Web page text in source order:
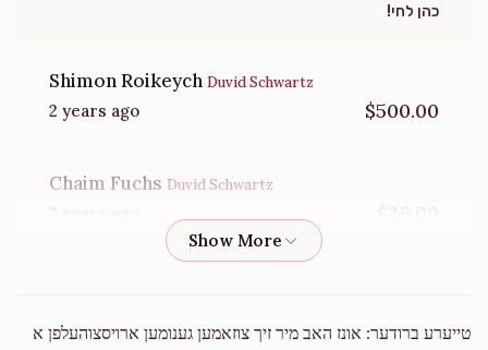
כהן לחי!
Shimon Roikeych Duvid Schwartz
2 years ago $500.00
Chaim Fuchs Duvid Schwartz
$36.00
טייערע ברודער: אונז האב מיר זיך צוזאמען גענומען ארויסצוהעלפן א